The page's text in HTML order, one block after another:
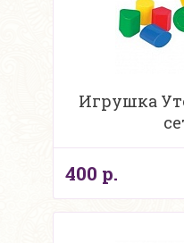
Игрушка
400 р.